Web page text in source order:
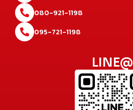
080-921-1198
095-721-1198
LINE@